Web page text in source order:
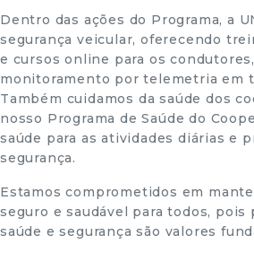
Dentro das ações do Programa, a
segurança veicular, oferecendo
e cursos online para os
monitoramento por telemetria em
Também cuidamos da saúde dos
nosso Programa de Saúde do
saúde para as atividades diárias e
segurança.
Estamos comprometidos em
seguro e saudável para todos, pois
saúde e segurança são valores